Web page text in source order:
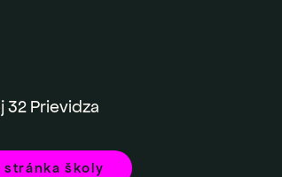
32 Prievidza
stránka školy